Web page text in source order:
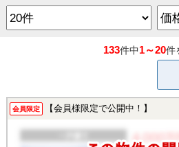
133件中1～20件
会員限定 【会員様限定で公開中！】